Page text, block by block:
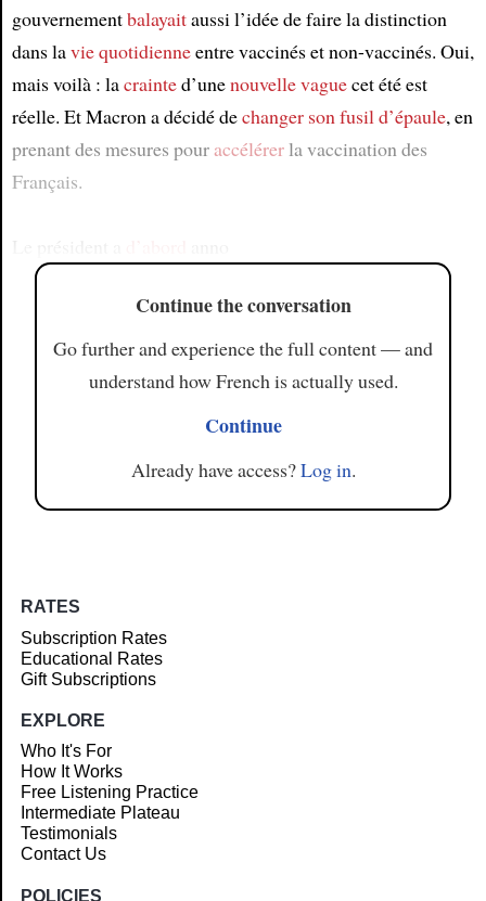
gouvernementbalayaitaussi l’idée de faire la distinction
dans lavie quotidienneentre vaccinés et non-vaccinés. Oui,
mais voilà : lacrainted’unenouvelle vaguecet été est
réelle. Et Macron a décidé dechanger son fusil d’épaule, en
prenant des mesures pouraccélérerla vaccination des
Français.
Continue the conversation
Go further and experience the full content — and
understand how French is actually used.
Continue
Already have access?Log in.
RATES
Subscription Rates
Educational Rates
Gift Subscriptions
EXPLORE
Who It's For
How It Works
Free Listening Practice
Intermediate Plateau
Testimonials
Contact Us
POLICIES